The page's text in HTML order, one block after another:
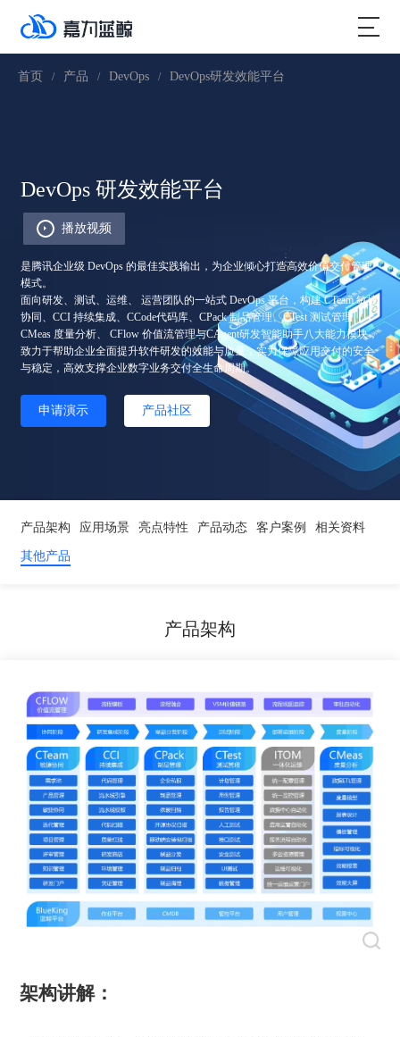
首页 / 产品 / DevOps / DevOps研发效能平台
DevOps 研发效能平台
播放视频
是腾讯企业级 DevOps 的最佳实践输出，为企业倾心打造高效价值交付管理
模式。
面向研发、测试、运维、 运营团队的一站式 DevOps 平台，构建 CTeam 敏捷
协同、CCI 持续集成、CCode代码库、CPack 制品管理、CTest 测试管理、
CMeas 度量分析、 CFlow 价值流管理与CAgent研发智能助手八大能力模块，
致力于帮助企业全面提升软件研发的效能与质量，实力保障应用交付的安全
与稳定，高效支撑企业数字业务交付全生命周期。
申请演示 产品社区
产品架构 应用场景 亮点特性 产品动态 客户案例 相关资料
其他产品
产品架构
架构讲解：